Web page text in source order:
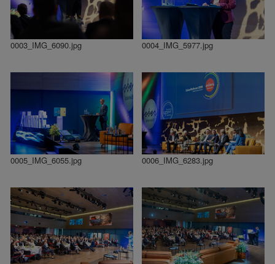
0003_IMG_6090.jpg 0004_IMG_5977.jpg
0005_IMG_6055.jpg 0006_IMG_6283.jpg